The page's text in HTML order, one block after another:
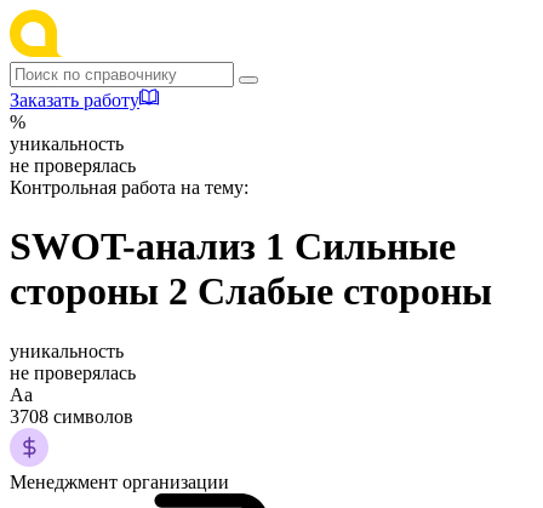
Заказать работу
%
уникальность
не проверялась
Контрольная работа на тему:
SWOT-анализ 1 Сильные
стороны 2 Слабые стороны
уникальность
не проверялась
Аа
3708 символов
Менеджмент организации